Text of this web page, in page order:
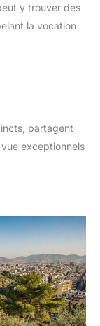
y trouver des
la vocation
partagent
exceptionnels